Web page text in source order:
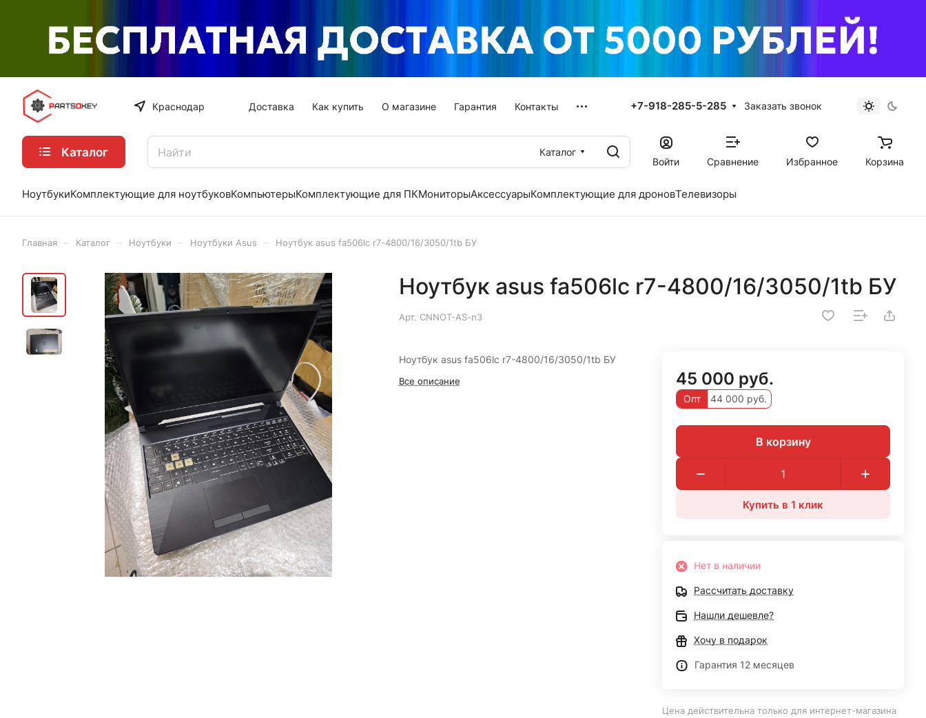
Краснодар Доставка Как купить О магазине Гарантия Контакты +7-918-285-5-285 Заказать звонок
Каталог
Каталог
Войти
Сравнение Избранное Корзина
НоутбукиКомплектующие для ноутбуковКомпьютерыКомплектующие для ПКМониторыАксессуарыКомплектующие для дроновТелевизоры
Главная Каталог Ноутбуки Ноутбуки Asus Ноутбук asus fa506lc r7-4800/16/3050/1tb БУ
Ноутбук asus fa506lc r7-4800/16/3050/1tb БУ
Арт. CNNOT-AS-n3
Ноутбук asus fa506lc r7-4800/16/3050/1tb БУ
Все описание 45 000 руб.
Опт 44 000 руб.
В корзину
Купить в 1 клик
Нет в наличии
Рассчитать доставку
Нашли дешевле?
Хочу в подарок
Гарантия 12 месяцев
Цена действительна только для интернет-магазина